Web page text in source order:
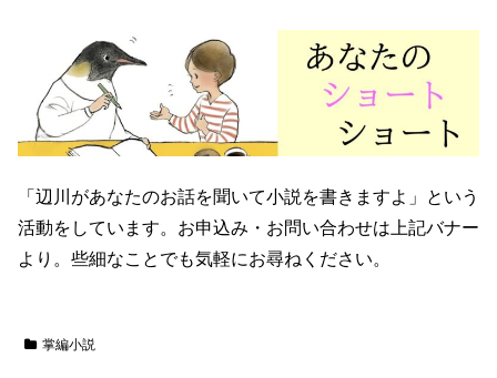
「辺川があなたのお話を聞いて小説を書きますよ」という
活動をしています。お申込み・お問い合わせは上記バナー
より。些細なことでも気軽にお尋ねください。
掌編小説